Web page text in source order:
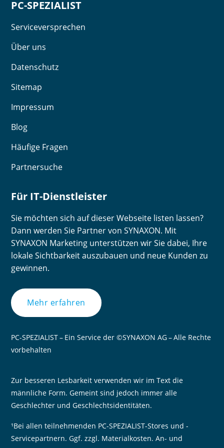
PC-SPEZIALIST
Serviceversprechen
Über uns
Datenschutz
Sitemap
Impressum
Blog
Häufige Fragen
Partnersuche
Für IT-Dienstleister
Sie möchten sich auf dieser Webseite listen lassen?
Dann werden Sie Partner von SYNAXON. Mit
SYNAXON Marketing unterstützen wir Sie dabei, Ihre
lokale Sichtbarkeit auszubauen und neue Kunden zu
gewinnen.
Mehr erfahren
PC-SPEZIALIST – Ein Service der ©SYNAXON AG – Alle Rechte
vorbehalten
Zur besseren Lesbarkeit verwenden wir im Text die
männliche Form. Gemeint sind jedoch immer alle
Geschlechter und Geschlechtsidentitäten.
¹Bei allen teilnehmenden PC-SPEZIALIST-Stores und -
Servicepartnern. Ggf. zzgl. Materialkosten. An- und